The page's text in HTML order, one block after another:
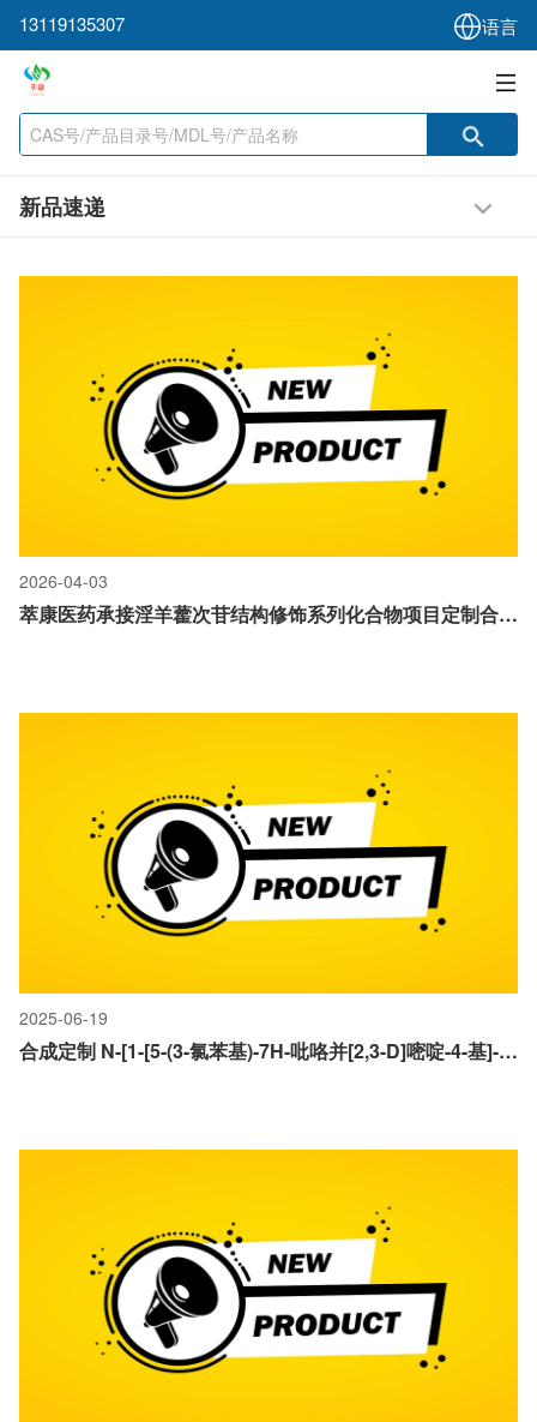
13119135307 语言
新品速递
2026-04-03
萃康医药承接淫羊藿次苷结构修饰系列化合物项目定制合成顺利交付
2025-06-19
合成定制 N-[1-[5-(3-氯苯基)-7H-吡咯并[2,3-D]嘧啶-4-基]-4-哌啶基]乙酰胺